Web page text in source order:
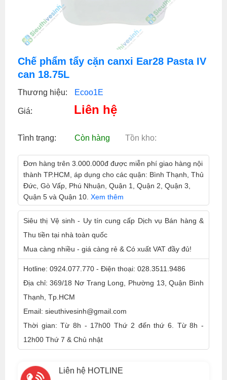
Chế phẩm tẩy cặn canxi Ear28 Pasta IV
can 18.75L
Thương hiệu: Ecoo1E
Giá: Liên hệ
Tình trạng: Còn hàng Tồn kho:
Đơn hàng trên 3.000.000đ được miễn phí giao hàng nội
thành TP.HCM, áp dụng cho các quận: Bình Thạnh, Thủ
Đức, Gò Vấp, Phú Nhuận, Quận 1, Quận 2, Quận 3,
Quận 5 và Quận 10. Xem thêm
Siêu thị Vệ sinh - Uy tín cung cấp Dịch vụ Bán hàng &
Thu tiền tại nhà toàn quốc
Mua càng nhiều - giá càng rẻ & Có xuất VAT đầy đủ!
Hotline: 0924.077.770 - Điện thoại: 028.3511.9486
Địa chỉ: 369/18 Nơ Trang Long, Phường 13, Quận Bình
Thạnh, Tp.HCM
Email: sieuthivesinh@gmail.com
Thời gian: Từ 8h - 17h00 Thứ 2 đến thứ 6. Từ 8h -
12h00 Thứ 7 & Chủ nhật
Liên hệ HOTLINE